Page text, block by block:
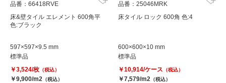
品番：66418RVE
床&壁タイル エレメント 600角平
色:ブラック
597×597×9.5 mm
標準品
￥3,524/枚 （税込）
￥9,900/m2 （税込）
品番：25046MRK
床タイル ロック 600角 色:4
600×600×10 mm
標準品
￥10,914/ケース （税込）
￥7,579/m2 （税込）